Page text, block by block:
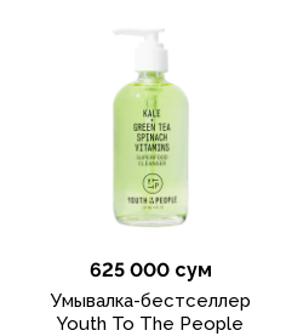
625 000 сум
Умывалка-бестселлер
Youth To The People